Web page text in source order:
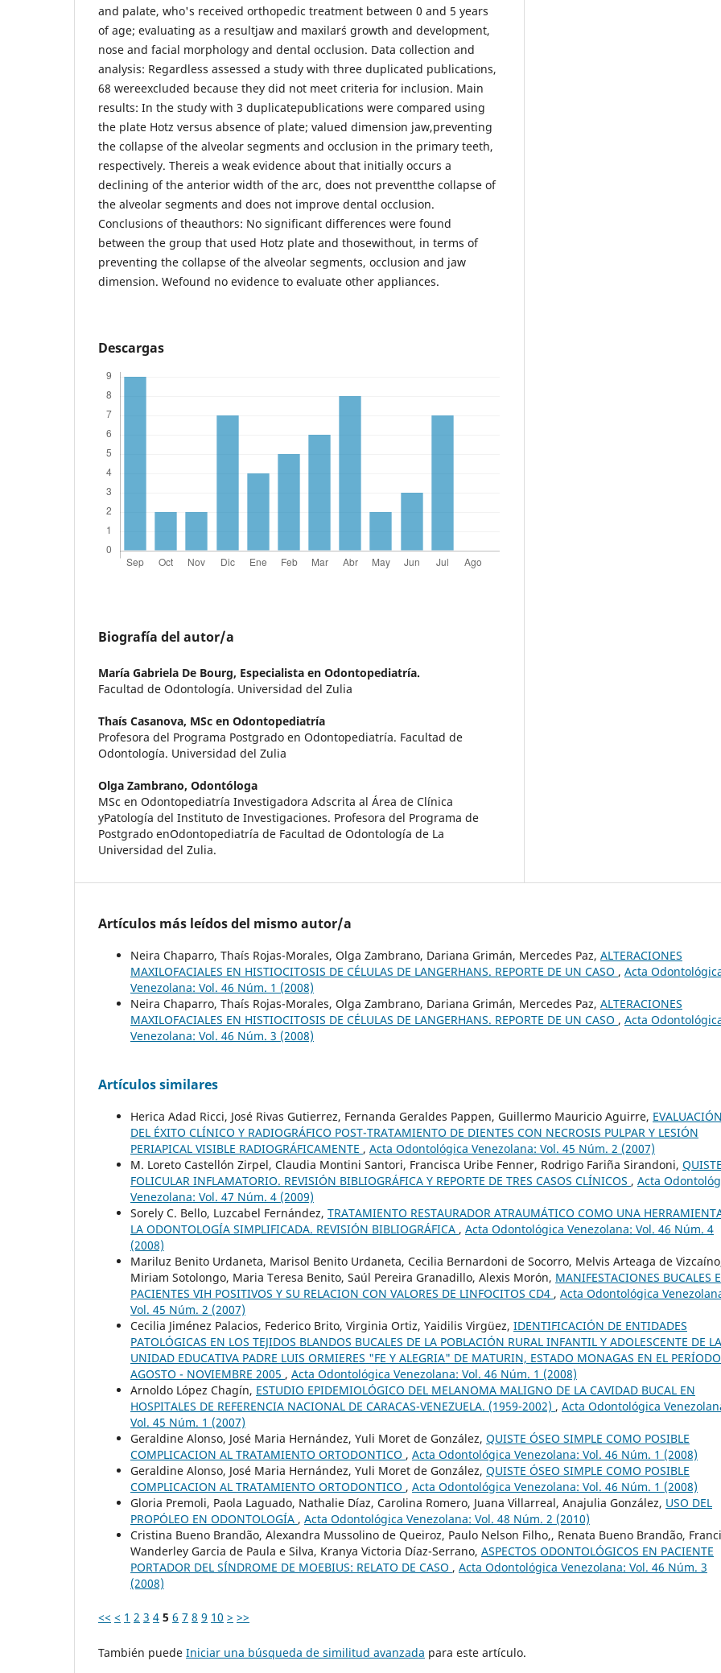
and palate, who's received orthopedic treatment between 0 and 5 years
of age; evaluating as a resultjaw and maxilar´s growth and development,
nose and facial morphology and dental occlusion. Data collection and
analysis: Regardless assessed a study with three duplicated publications,
68 wereexcluded because they did not meet criteria for inclusion. Main
results: In the study with 3 duplicatepublications were compared using
the plate Hotz versus absence of plate; valued dimension jaw,preventing
the collapse of the alveolar segments and occlusion in the primary teeth,
respectively. Thereis a weak evidence about that initially occurs a
declining of the anterior width of the arc, does not preventthe collapse of
the alveolar segments and does not improve dental occlusion.
Conclusions of theauthors: No significant differences were found
between the group that used Hotz plate and thosewithout, in terms of
preventing the collapse of the alveolar segments, occlusion and jaw
dimension. Wefound no evidence to evaluate other appliances.
Descargas
Biografía del autor/a
María Gabriela De Bourg, Especialista en Odontopediatría.
Facultad de Odontología. Universidad del Zulia
Thaís Casanova, MSc en Odontopediatría
Profesora del Programa Postgrado en Odontopediatría. Facultad de
Odontología. Universidad del Zulia
Olga Zambrano, Odontóloga
MSc en Odontopediatría Investigadora Adscrita al Área de Clínica
yPatología del Instituto de Investigaciones. Profesora del Programa de
Postgrado enOdontopediatría de Facultad de Odontología de La
Universidad del Zulia.
Artículos más leídos del mismo autor/a
Neira Chaparro, Thaís Rojas-Morales, Olga Zambrano, Dariana Grimán, Mercedes Paz, ALTERACIONES
MAXILOFACIALES EN HISTIOCITOSIS DE CÉLULAS DE LANGERHANS. REPORTE DE UN CASO , Acta
Venezolana: Vol. 46 Núm. 1 (2008)
Neira Chaparro, Thaís Rojas-Morales, Olga Zambrano, Dariana Grimán, Mercedes Paz, ALTERACIONES
MAXILOFACIALES EN HISTIOCITOSIS DE CÉLULAS DE LANGERHANS. REPORTE DE UN CASO , Acta
Venezolana: Vol. 46 Núm. 3 (2008)
Artículos similares
Herica Adad Ricci, José Rivas Gutierrez, Fernanda Geraldes Pappen, Guillermo Mauricio Aguirre, EVALUACIÓN
DEL ÉXITO CLÍNICO Y RADIOGRÁFICO POST-TRATAMIENTO DE DIENTES CON NECROSIS PULPAR Y LESIÓN
PERIAPICAL VISIBLE RADIOGRÁFICAMENTE , Acta Odontológica Venezolana: Vol. 45 Núm. 2 (2007)
M. Loreto Castellón Zirpel, Claudia Montini Santori, Francisca Uribe Fenner, Rodrigo Fariña Sirandoni, QUISTE
FOLICULAR INFLAMATORIO. REVISIÓN BIBLIOGRÁFICA Y REPORTE DE TRES CASOS CLÍNICOS , Acta
Venezolana: Vol. 47 Núm. 4 (2009)
Sorely C. Bello, Luzcabel Fernández, TRATAMIENTO RESTAURADOR ATRAUMÁTICO COMO UNA
LA ODONTOLOGÍA SIMPLIFICADA. REVISIÓN BIBLIOGRÁFICA , Acta Odontológica Venezolana: Vol. 46 Núm. 4
(2008)
Mariluz Benito Urdaneta, Marisol Benito Urdaneta, Cecilia Bernardoni de Socorro, Melvis Arteaga de
Miriam Sotolongo, Maria Teresa Benito, Saúl Pereira Granadillo, Alexis Morón, MANIFESTACIONES BUCALES
PACIENTES VIH POSITIVOS Y SU RELACION CON VALORES DE LINFOCITOS CD4 , Acta Odontológica
Vol. 45 Núm. 2 (2007)
Cecilia Jiménez Palacios, Federico Brito, Virginia Ortiz, Yaidilis Virgüez, IDENTIFICACIÓN DE ENTIDADES
PATOLÓGICAS EN LOS TEJIDOS BLANDOS BUCALES DE LA POBLACIÓN RURAL INFANTIL Y ADOLESCENTE DE LA
UNIDAD EDUCATIVA PADRE LUIS ORMIERES "FE Y ALEGRIA" DE MATURIN, ESTADO MONAGAS EN EL PERÍODO
AGOSTO - NOVIEMBRE 2005 , Acta Odontológica Venezolana: Vol. 46 Núm. 1 (2008)
Arnoldo López Chagín, ESTUDIO EPIDEMIOLÓGICO DEL MELANOMA MALIGNO DE LA CAVIDAD BUCAL EN
HOSPITALES DE REFERENCIA NACIONAL DE CARACAS-VENEZUELA. (1959-2002) , Acta Odontológica
Vol. 45 Núm. 1 (2007)
Geraldine Alonso, José Maria Hernández, Yuli Moret de González, QUISTE ÓSEO SIMPLE COMO POSIBLE
COMPLICACION AL TRATAMIENTO ORTODONTICO , Acta Odontológica Venezolana: Vol. 46 Núm. 1 (2008)
Geraldine Alonso, José Maria Hernández, Yuli Moret de González, QUISTE ÓSEO SIMPLE COMO POSIBLE
COMPLICACION AL TRATAMIENTO ORTODONTICO , Acta Odontológica Venezolana: Vol. 46 Núm. 1 (2008)
Gloria Premoli, Paola Laguado, Nathalie Díaz, Carolina Romero, Juana Villarreal, Anajulia González, USO DEL
PROPÓLEO EN ODONTOLOGÍA , Acta Odontológica Venezolana: Vol. 48 Núm. 2 (2010)
Cristina Bueno Brandão, Alexandra Mussolino de Queiroz, Paulo Nelson Filho,, Renata Bueno Brandão,
Wanderley Garcia de Paula e Silva, Kranya Victoria Díaz-Serrano, ASPECTOS ODONTOLÓGICOS EN PACIENTE
PORTADOR DEL SÍNDROME DE MOEBIUS: RELATO DE CASO , Acta Odontológica Venezolana: Vol. 46 Núm. 3
(2008)
<< < 1 2 3 4 5 6 7 8 9 10 > >>
También puede Iniciar una búsqueda de similitud avanzada para este artículo.